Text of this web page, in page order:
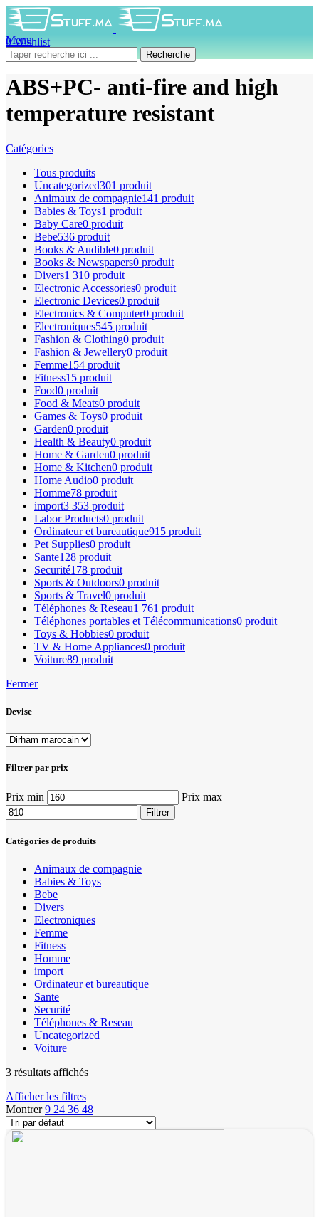
0Wishlist
0produit 0DH
Menu
Recherche
ABS+PC- anti-fire and high
temperature resistant
Catégories
Tous produits
Uncategorized301 produit
Animaux de compagnie141 produit
Babies & Toys1 produit
Baby Care0 produit
Bebe536 produit
Books & Audible0 produit
Books & Newspapers0 produit
Divers1 310 produit
Electronic Accessories0 produit
Electronic Devices0 produit
Electronics & Computer0 produit
Electroniques545 produit
Fashion & Clothing0 produit
Fashion & Jewellery0 produit
Femme154 produit
Fitness15 produit
Food0 produit
Food & Meats0 produit
Games & Toys0 produit
Garden0 produit
Health & Beauty0 produit
Home & Garden0 produit
Home & Kitchen0 produit
Home Audio0 produit
Homme78 produit
import3 353 produit
Labor Products0 produit
Ordinateur et bureautique915 produit
Pet Supplies0 produit
Sante128 produit
Securité178 produit
Sports & Outdoors0 produit
Sports & Travel0 produit
Téléphones & Reseau1 761 produit
Téléphones portables et Télécommunications0 produit
Toys & Hobbies0 produit
TV & Home Appliances0 produit
Voiture89 produit
Fermer
Devise
Filtrer par prix
Prix min Prix max
Filtrer
Catégories de produits
Animaux de compagnie
Babies & Toys
Bebe
Divers
Electroniques
Femme
Fitness
Homme
import
Ordinateur et bureautique
Sante
Securité
Téléphones & Reseau
Uncategorized
Voiture
3 résultats affichés
Afficher les filtres
Montrer9 24 36 48